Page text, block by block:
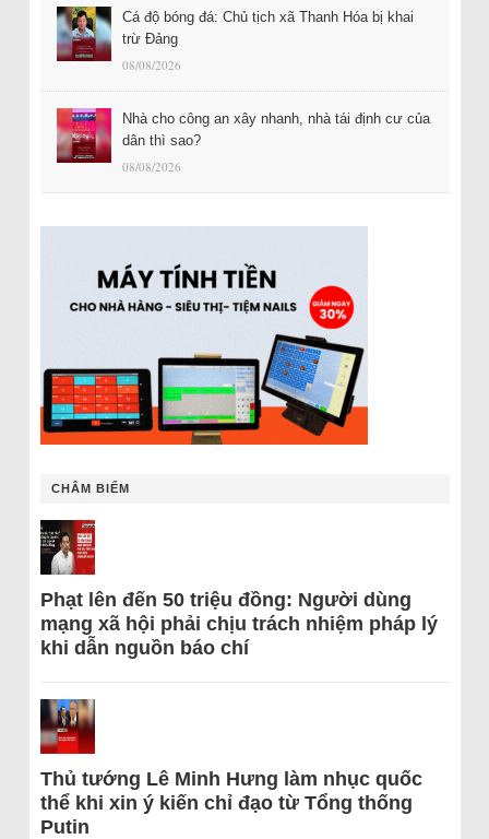
Cá độ bóng đá: Chủ tịch xã Thanh Hóa bị khai
trừ Đảng
08/08/2026
Nhà cho công an xây nhanh, nhà tái định cư của
dân thì sao?
08/08/2026
CHÂM BIẾM
Phạt lên đến 50 triệu đồng: Người dùng
mạng xã hội phải chịu trách nhiệm pháp lý
khi dẫn nguồn báo chí
Thủ tướng Lê Minh Hưng làm nhục quốc
thể khi xin ý kiến chỉ đạo từ Tổng thống
Putin